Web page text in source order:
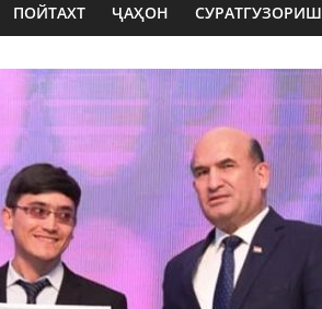
ПОЙТАХТ ҶАҲОН СУРАТГУЗОРИШ